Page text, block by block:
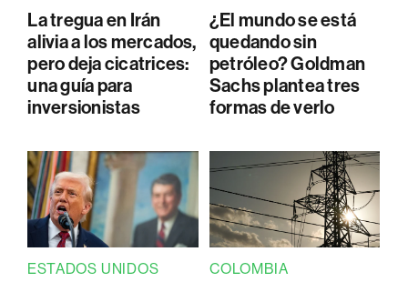
La tregua en Irán
alivia a los mercados,
pero deja cicatrices:
una guía para
inversionistas
¿El mundo se está
quedando sin
petróleo? Goldman
Sachs plantea tres
formas de verlo
ESTADOS UNIDOS COLOMBIA